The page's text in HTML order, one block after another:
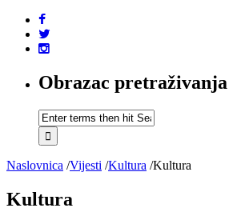
Obrazac pretraživanja
Naslovnica /Vijesti /Kultura /Kultura
Kultura